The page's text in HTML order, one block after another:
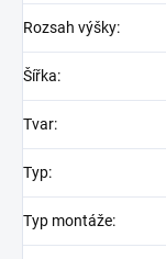
Rozsah výšky:
Šířka:
Tvar:
Typ:
Typ montáže: